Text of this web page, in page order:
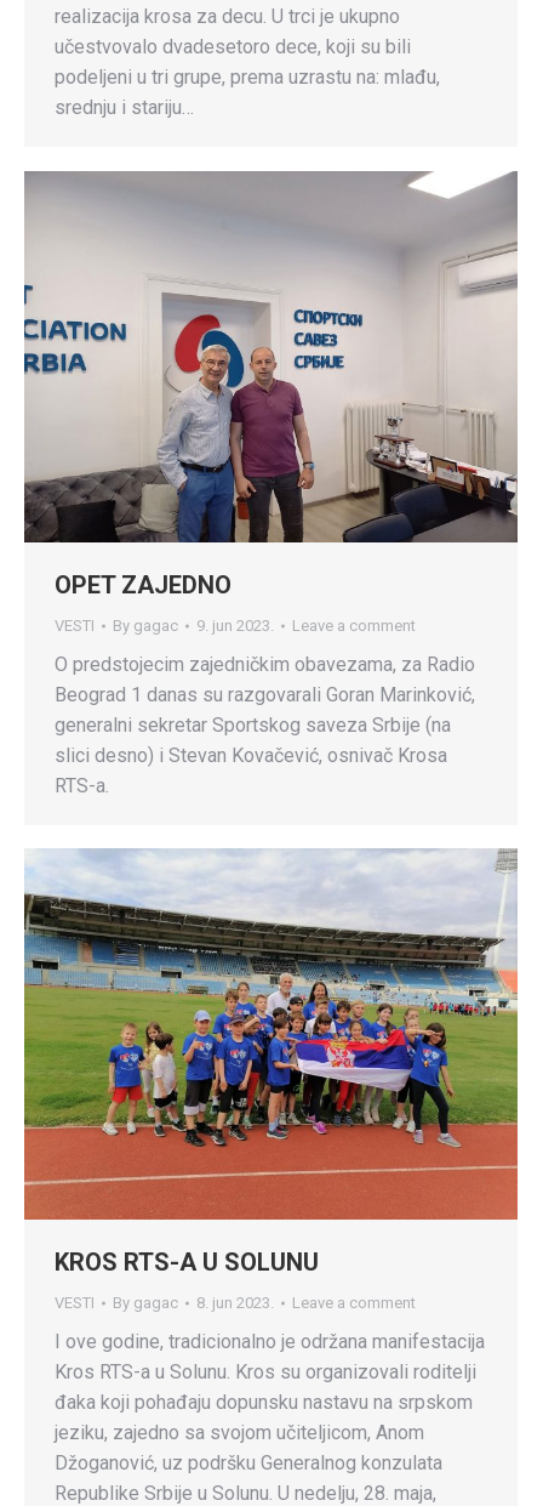
realizacija krosa za decu. U trci je ukupno
učestvovalo dvadesetoro dece, koji su bili
podeljeni u tri grupe, prema uzrastu na: mlađu,
srednju i stariju…
OPET ZAJEDNO
VESTI By gagac 9. jun 2023. Leave a comment
O predstojecim zajedničkim obavezama, za Radio
Beograd 1 danas su razgovarali Goran Marinković,
generalni sekretar Sportskog saveza Srbije (na
slici desno) i Stevan Kovačević, osnivač Krosa
RTS-a.
KROS RTS-A U SOLUNU
VESTI By gagac 8. jun 2023. Leave a comment
I ove godine, tradicionalno je održana manifestacija
Kros RTS-a u Solunu. Kros su organizovali roditelji
đaka koji pohađaju dopunsku nastavu na srpskom
jeziku, zajedno sa svojom učiteljicom, Anom
Džoganović, uz podršku Generalnog konzulata
Republike Srbije u Solunu. U nedelju, 28. maja,